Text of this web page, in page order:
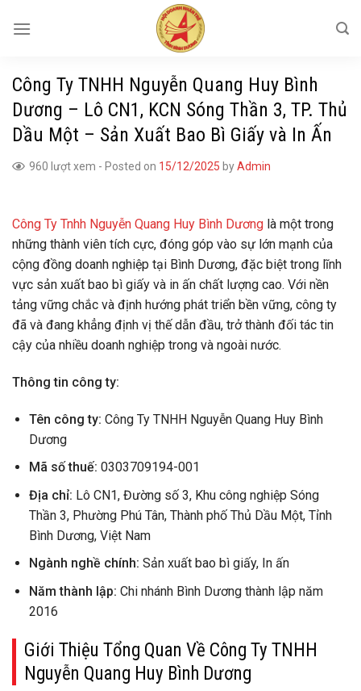
Công Ty TNHH Nguyễn Quang Huy Bình
Dương – Lô CN1, KCN Sóng Thần 3, TP. Thủ
Dầu Một – Sản Xuất Bao Bì Giấy và In Ấn
960 lượt xem - Posted on 15/12/2025 byAdmin
Công Ty Tnhh Nguyễn Quang Huy Bình Dương là một trong
những thành viên tích cực, đóng góp vào sự lớn mạnh của
cộng đồng doanh nghiệp tại Bình Dương, đặc biệt trong lĩnh
vực sản xuất bao bì giấy và in ấn chất lượng cao. Với nền
tảng vững chắc và định hướng phát triển bền vững, công ty
đã và đang khẳng định vị thế dẫn đầu, trở thành đối tác tin
cậy của nhiều doanh nghiệp trong và ngoài nước.
Thông tin công ty:
Tên công ty: Công Ty TNHH Nguyễn Quang Huy Bình
Dương
Mã số thuế: 0303709194-001
Địa chỉ: Lô CN1, Đường số 3, Khu công nghiệp Sóng
Thần 3, Phường Phú Tân, Thành phố Thủ Dầu Một, Tỉnh
Bình Dương, Việt Nam
Ngành nghề chính: Sản xuất bao bì giấy, In ấn
Năm thành lập: Chi nhánh Bình Dương thành lập năm
2016
Giới Thiệu Tổng Quan Về Công Ty TNHH
Nguyễn Quang Huy Bình Dương